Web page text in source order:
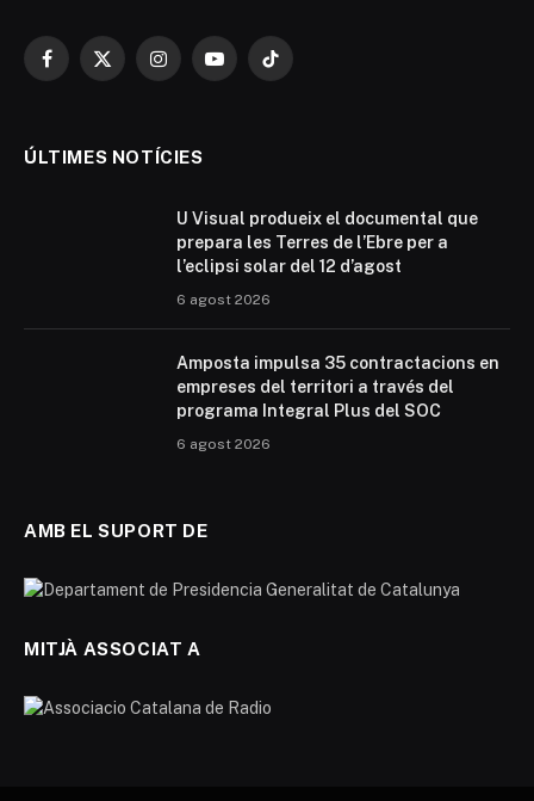
Facebook
X
InstagramYouTubeTikTok
ÚLTIMES NOTÍCIES
U Visual produeix el documental que
prepara les Terres de l’Ebre per a
l’eclipsi solar del 12 d’agost
6 agost 2026
Amposta impulsa 35 contractacions en
empreses del territori a través del
programa Integral Plus del SOC
6 agost 2026
AMB EL SUPORT DE
MITJÀ ASSOCIAT A